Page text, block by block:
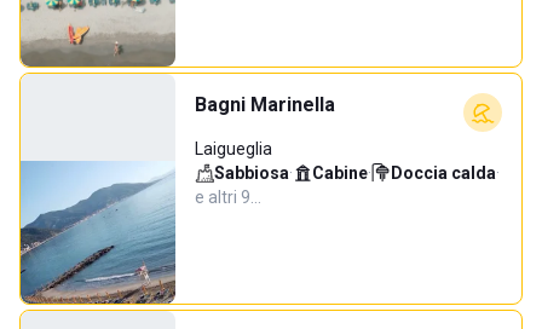
Bagni Marinella
Laigueglia
Sabbiosa· Cabine· Doccia calda·
e altri 9…